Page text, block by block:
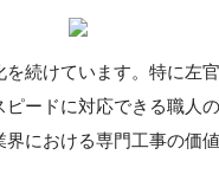
続けています。特に左
ードに対応できる職人
における専門工事の価